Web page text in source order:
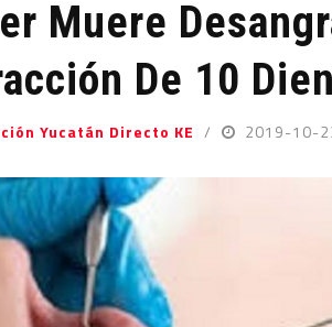
Muere
De 10
Yucatán Directo KE 2019-10-